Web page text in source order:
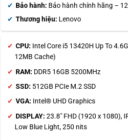
Bảo hành: Bảo hành chính hãng –
Thương hiệu: Lenovo
CPU: Intel Core i5 13420H Up To
12MB Cache)
RAM: DDR5 16GB 5200MHz
SSD: 512GB PCIe M.2 SSD
VGA: Intel® UHD Graphics
DISPLAY: 23.8″ FHD (1920 x 1080),
Low Blue Light, 250 nits